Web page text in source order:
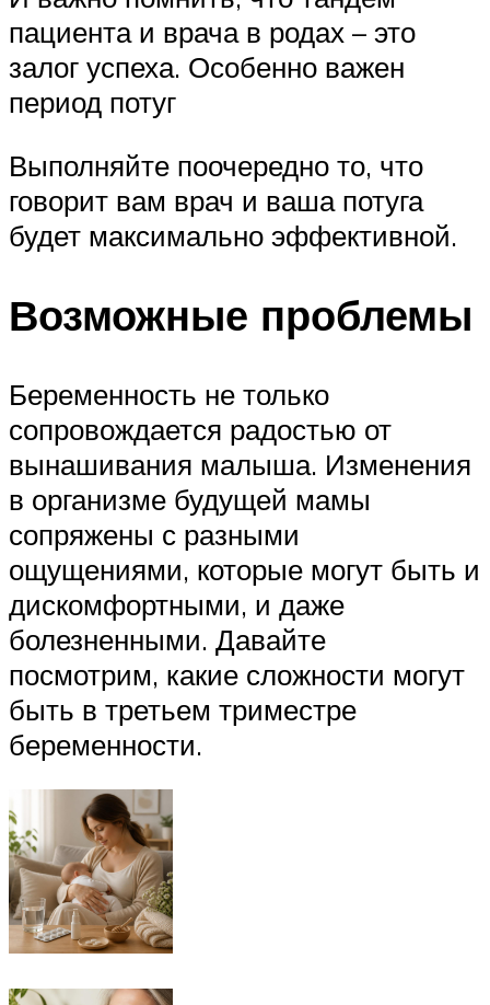
пациента и врача в родах – это
залог успеха. Особенно важен
период потуг
Выполняйте поочередно то, что
говорит вам врач и ваша потуга
будет максимально эффективной.
Возможные проблемы
Беременность не только
сопровождается радостью от
вынашивания малыша. Изменения
в организме будущей мамы
сопряжены с разными
ощущениями, которые могут быть и
дискомфортными, и даже
болезненными. Давайте
посмотрим, какие сложности могут
быть в третьем триместре
беременности.